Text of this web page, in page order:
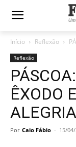
Início Reflexão
Reflexão
ÊXODO
ALEGRIA
Por Caio Fábio - 15/